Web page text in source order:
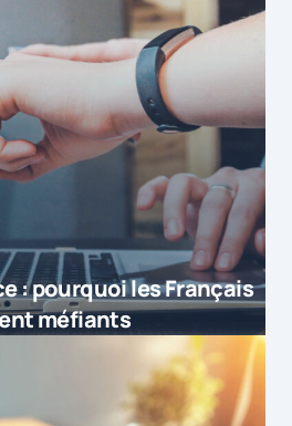
: pourquoi les Français
méfiants